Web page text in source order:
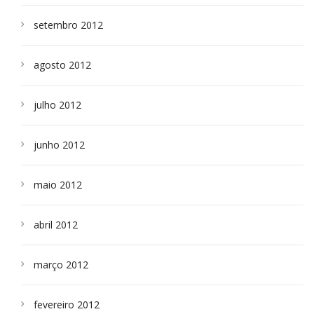
setembro 2012
agosto 2012
julho 2012
junho 2012
maio 2012
abril 2012
março 2012
fevereiro 2012